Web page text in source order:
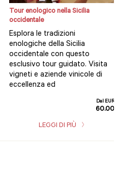
Tour enologico nella Sicilia
occidentale
Esplora le tradizioni
enologiche della Sicilia
occidentale con questo
esclusivo tour guidato. Visita
vigneti e aziende vinicole di
eccellenza ed
Dal EUR
60.00
LEGGI DI PIÙ